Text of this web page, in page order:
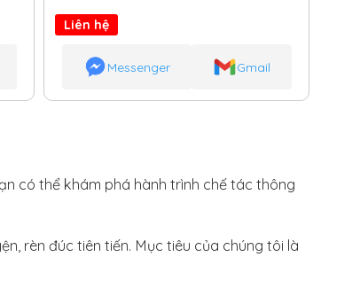
Liên hệ
Messenger Gmail
có thể khám phá hành trình chế tác thông
rèn đúc tiên tiến. Mục tiêu của chúng tôi là